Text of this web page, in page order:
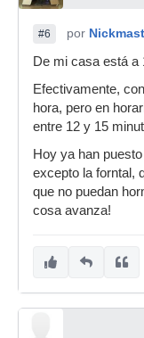
#6 por
De mi casa está a
Efectivamente,
hora, pero en
entre 12 y 15
Hoy ya han
excepto la forntal,
que no puedan
cosa avanza!